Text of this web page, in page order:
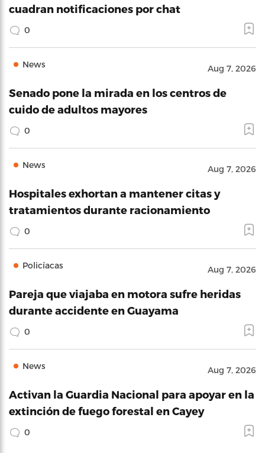
cuadran notificaciones por chat
0
News Aug 7, 2026
Senado pone la mirada en los centros de
cuido de adultos mayores
0
News Aug 7, 2026
Hospitales exhortan a mantener citas y
tratamientos durante racionamiento
0
Policíacas Aug 7, 2026
Pareja que viajaba en motora sufre heridas
durante accidente en Guayama
0
News Aug 7, 2026
Activan la Guardia Nacional para apoyar en la
extinción de fuego forestal en Cayey
0